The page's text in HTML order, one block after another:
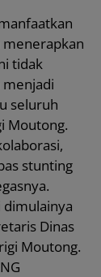
menerapkan
tidak
seluruh
Moutong.
stunting
Dinas
Moutong.